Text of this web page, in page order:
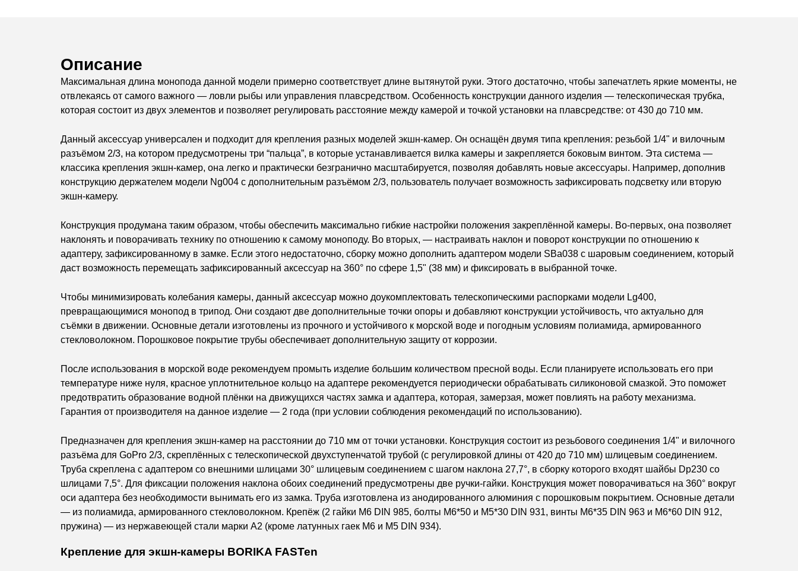
Описание
Максимальная длина монопода данной модели примерно соответствует длине вытянутой руки. Этого достаточно, чтобы запечатлеть яркие моменты, не
отвлекаясь от самого важного — ловли рыбы или управления плавсредством. Особенность конструкции данного изделия — телескопическая трубка,
которая состоит из двух элементов и позволяет регулировать расстояние между камерой и точкой установки на плавсредстве: от 430 до 710 мм.
Данный аксессуар универсален и подходит для крепления разных моделей экшн-камер. Он оснащён двумя типа крепления: резьбой 1/4" и вилочным
разъёмом 2/3, на котором предусмотрены три “пальца”, в которые устанавливается вилка камеры и закрепляется боковым винтом. Эта система —
классика крепления экшн-камер, она легко и практически безгранично масштабируется, позволяя добавлять новые аксессуары. Например, дополнив
конструкцию держателем модели Ng004 с дополнительным разъёмом 2/3, пользователь получает возможность зафиксировать подсветку или вторую
экшн-камеру.
Конструкция продумана таким образом, чтобы обеспечить максимально гибкие настройки положения закреплённой камеры. Во-первых, она позволяет
наклонять и поворачивать технику по отношению к самому моноподу. Во вторых, — настраивать наклон и поворот конструкции по отношению к
адаптеру, зафиксированному в замке. Если этого недостаточно, сборку можно дополнить адаптером модели SBa038 с шаровым соединением, который
даст возможность перемещать зафиксированный аксессуар на 360° по сфере 1,5" (38 мм) и фиксировать в выбранной точке.
Чтобы минимизировать колебания камеры, данный аксессуар можно доукомплектовать телескопическими распорками модели Lg400,
превращающимися монопод в трипод. Они создают две дополнительные точки опоры и добавляют конструкции устойчивость, что актуально для
съёмки в движении. Основные детали изготовлены из прочного и устойчивого к морской воде и погодным условиям полиамида, армированного
стекловолокном. Порошковое покрытие трубы обеспечивает дополнительную защиту от коррозии.
После использования в морской воде рекомендуем промыть изделие большим количеством пресной воды. Если планируете использовать его при
температуре ниже нуля, красное уплотнительное кольцо на адаптере рекомендуется периодически обрабатывать силиконовой смазкой. Это поможет
предотвратить образование водной плёнки на движущихся частях замка и адаптера, которая, замерзая, может повлиять на работу механизма.
Гарантия от производителя на данное изделие — 2 года (при условии соблюдения рекомендаций по использованию).
Предназначен для крепления экшн-камер на расстоянии до 710 мм от точки установки. Конструкция состоит из резьбового соединения 1/4" и вилочного
разъёма для GoPro 2/3, скреплённых с телескопической двухступенчатой трубой (с регулировкой длины от 420 до 710 мм) шлицевым соединением.
Труба скреплена с адаптером со внешними шлицами 30° шлицевым соединением с шагом наклона 27,7°, в сборку которого входят шайбы Dp230 со
шлицами 7,5°. Для фиксации положения наклона обоих соединений предусмотрены две ручки-гайки. Конструкция может поворачиваться на 360° вокруг
оси адаптера без необходимости вынимать его из замка. Труба изготовлена из анодированного алюминия с порошковым покрытием. Основные детали
— из полиамида, армированного стекловолокном. Крепёж (2 гайки M6 DIN 985, болты M6*50 и M5*30 DIN 931, винты M6*35 DIN 963 и M6*60 DIN 912,
пружина) — из нержавеющей стали марки А2 (кроме латунных гаек M6 и M5 DIN 934).
Крепление для экшн-камеры BORIKA FASTen